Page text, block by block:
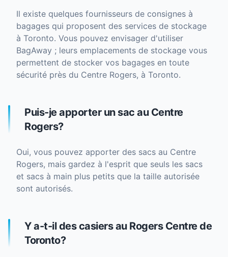
Il existe quelques fournisseurs de consignes à
bagages qui proposent des services de stockage
à Toronto. Vous pouvez envisager d'utiliser
BagAway ; leurs emplacements de stockage vous
permettent de stocker vos bagages en toute
sécurité près du Centre Rogers, à Toronto.
Puis-je apporter un sac au Centre
Rogers?
Oui, vous pouvez apporter des sacs au Centre
Rogers, mais gardez à l'esprit que seuls les sacs
et sacs à main plus petits que la taille autorisée
sont autorisés.
Y a-t-il des casiers au Rogers Centre de
Toronto?